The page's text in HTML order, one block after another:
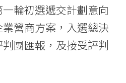
輪初選遞交計劃意向
營商方案，入選總決
團匯報，及接受評判